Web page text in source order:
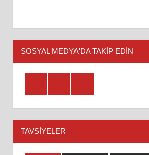
SOSYAL MEDYA'DA TAKİP EDİN
TAVSIYELER